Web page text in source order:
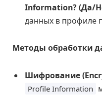
Information? (Да/
данных в профиле
Методы обработки
Шифрование
Profile Information